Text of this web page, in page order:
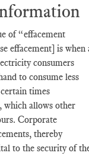
of “effacement
effacement] is when
consumers
to consume less
times
which allows other
Corporate
thereby
to the security of